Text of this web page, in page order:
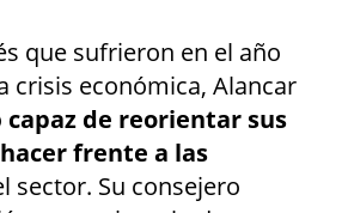
que sufrieron en el año
crisis económica, Alancar
capaz de reorientar sus
frente a las
sector. Su consejero